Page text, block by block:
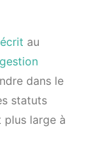
au
gestion
dans le
statuts
large à